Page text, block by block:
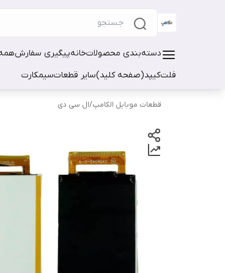
دسته‌بندی محصولاتخانهپیگیری سفارش
فلتکیپد(صفحه کلید)سایر قطعاتسیمکارت
قطعات موبایل الکامپ/ال سی دی